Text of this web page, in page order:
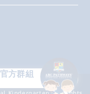
官方群組